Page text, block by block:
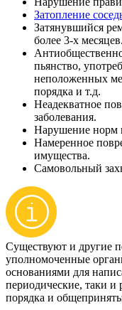
Затопление
Затянувшийся
более 3-х месяцев.
пьянство,
неположенных
порядка и т.д.
Неадекватное
заболевания.
Нарушение норм
Намеренное
имущества.
Самовольный
Существуют и другие
уполномоченные
основаниями для
периодические, таки и
порядка и